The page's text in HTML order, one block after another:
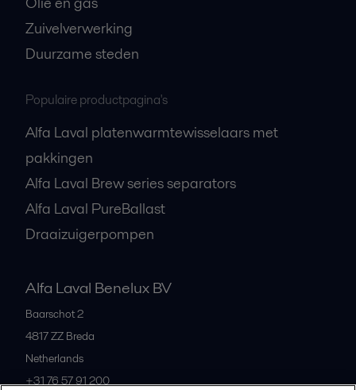
Zuivelverwerking
Duurzame steden
Populaire productpagina's
Alfa Laval platenwarmtewisselaars met
pakkingen
Alfa Laval Brew series separators
Alfa Laval PureBallast
Draaizuigerpompen
Alfa Laval Benelux BV
Baarschot 2
4817 ZZ Breda
Netherlands
+31 76 57 91 200